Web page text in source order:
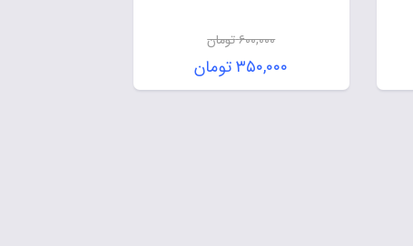
۶۰۰,۰۰۰تومان
۳۵۰,۰۰۰تومان